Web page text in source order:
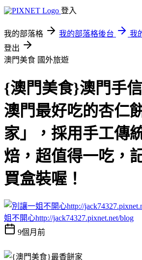
登入
我的部落格 我的部落格後台
我
登出
澳門美食 國外旅遊
{澳門美食}澳門手
澳門最好吃的杏仁
家」，採用手工傳
焙，超值得一吃，
買盒裝喔！
姐不開心http://jack74327.pixnet.net/blog
9個月前